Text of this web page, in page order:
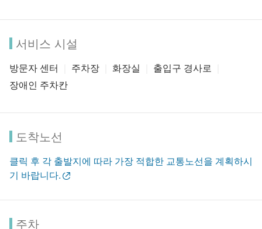
서비스 시설
방문자 센터 주차장 화장실
출입구 경사로
장애인 주차칸
도착노선
클릭 후 각 출발지에 따라 가장 적합한 교통노선을 계획하시
기 바랍니다.
주차